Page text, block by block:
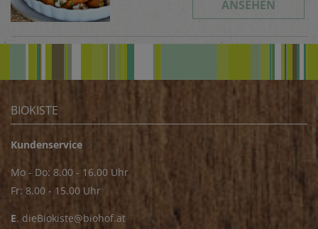
ANSEHEN
BIOKISTE
Kundenservice
Mo - Do: 8.00 - 16.00 Uhr
Fr: 8.00 - 15.00 Uhr
E. dieBiokiste@biohof.at